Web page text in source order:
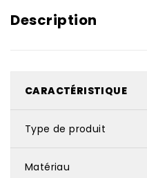
Description
CARACTÉRISTIQUE
Type de produit
Matériau